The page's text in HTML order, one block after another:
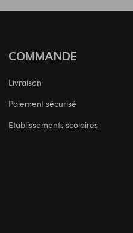
COMMANDE
Livraison
Paiement sécurisé
Etablissements scolaires